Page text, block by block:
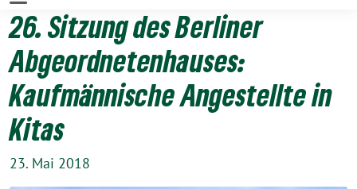
26. Sitzung des Berliner
Abgeordnetenhauses:
Kaufmännische Angestellte in
Kitas
23. Mai 2018